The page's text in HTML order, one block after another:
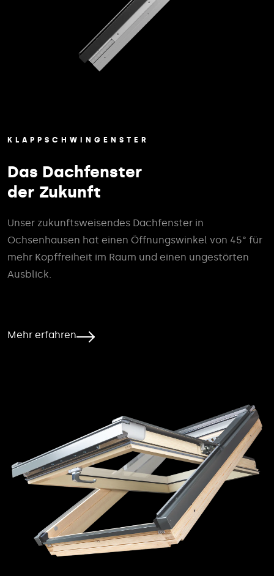
KLAPPSCHWINGENSTER
Das Dachfenster
der Zukunft
Unser zukunftsweisendes Dachfenster in
Ochsenhausen hat einen Öffnungswinkel von 45° für
mehr Kopffreiheit im Raum und einen ungestörten
Ausblick.
Mehr erfahren